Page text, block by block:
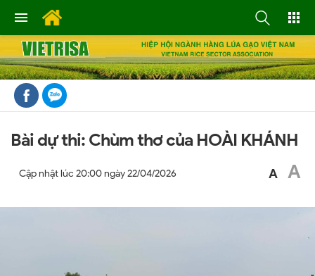
Bài dự thi: Chùm thơ của HOÀI KHÁNH
Cập nhật lúc 20:00 ngày 22/04/2026 A A